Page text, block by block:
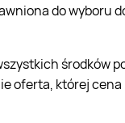
do wyboru
środków
oferta, której